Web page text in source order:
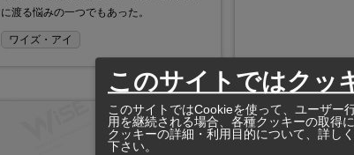
に渡る悩みの一つでもあった。
ワイズ・アイ
このサイトではクッ
このサイトではCookieを使って、ユーザー
用を継続される場合、各種クッキーの取得
クッキーの詳細・利用目的について、詳し
下さい。